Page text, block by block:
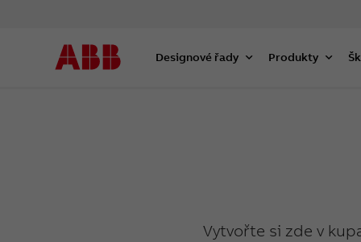
Designové řady Produkty
Vytvořte si zde v